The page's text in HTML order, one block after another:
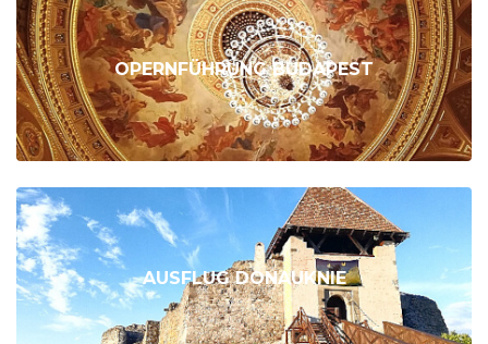
OPERNFÜHRUNG BUDAPEST
AUSFLUG DONAUKNIE